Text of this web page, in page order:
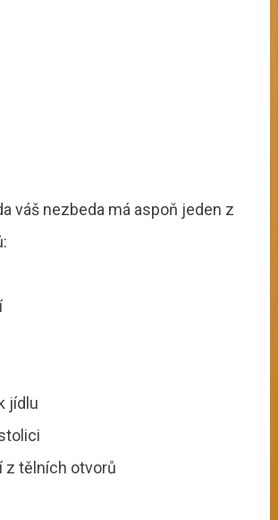
váš nezbeda má aspoň jeden z
jídlu
z tělních otvorů